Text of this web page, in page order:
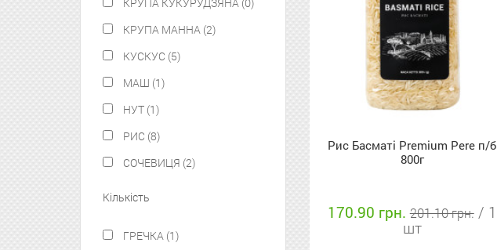
КРУПА МАННА (2)
КУСКУС (5)
МАШ (1)
НУТ (1)
РИС (8)
СОЧЕВИЦЯ (2)
Кількість
ГРЕЧКА (1)
Рис Басматі Premium Pere п/б
800г
170.90 грн.201.10 грн. / 1
шт